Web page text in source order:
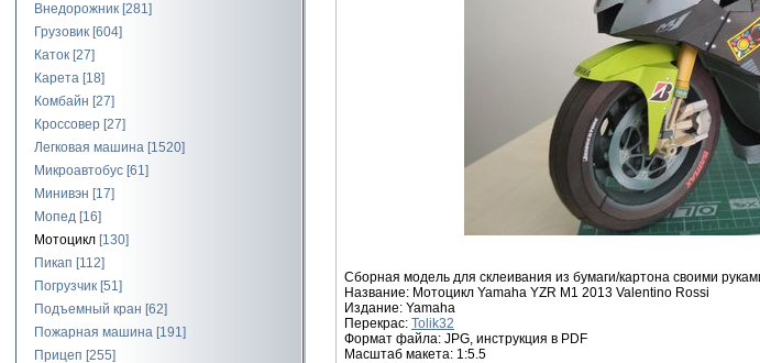
Внедорожник [281]
Грузовик [604]
Каток [27]
Карета [18]
Комбайн [27]
Кроссовер [27]
Легковая машина [1520]
Микроавтобус [61]
Минивэн [17]
Мопед [16]
Мотоцикл [130]
Пикап [112]
Погрузчик [51]
Подъемный кран [62]
Пожарная машина [191]
Прицеп [255]
Сборная модель для склеивания из бумаги/картона своими
Название: Мотоцикл Yamaha YZR M1 2013 Valentino Rossi
Издание: Yamaha
Перекрас: Tolik32
Формат файла: JPG, инструкция в PDF
Масштаб макета: 1:5.5